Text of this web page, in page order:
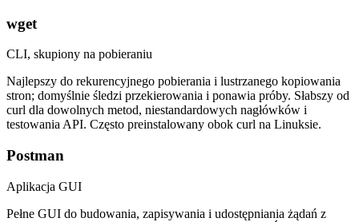
wget
CLI, skupiony na pobieraniu
Najlepszy do rekurencyjnego pobierania i lustrzanego kopiowania
stron; domyślnie śledzi przekierowania i ponawia próby. Słabszy od
curl dla dowolnych metod, niestandardowych nagłówków i
testowania API. Często preinstalowany obok curl na Linuksie.
Postman
Aplikacja GUI
Pełne GUI do budowania, zapisywania i udostępniania żądań z